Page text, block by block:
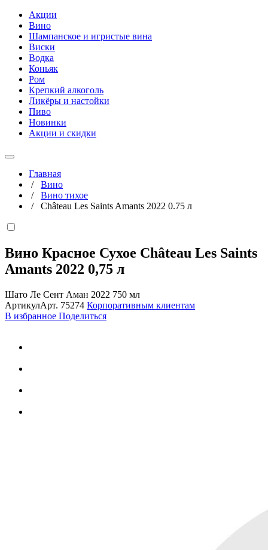
Акции
Вино
Шампанское и игристые вина
Виски
Водка
Коньяк
Ром
Крепкий алкоголь
Ликёры и настойки
Пиво
Новинки
Акции и скидки
Главная
/ Вино
/ Вино тихое
/ Château Les Saints Amants 2022 0.75 л
Вино Красное Сухое Château Les Saints
Amants 2022 0,75 л
Шато Ле Сент Аман 2022 750 мл
АртикулАрт. 75274 Корпоративным клиентам
В избранное Поделиться